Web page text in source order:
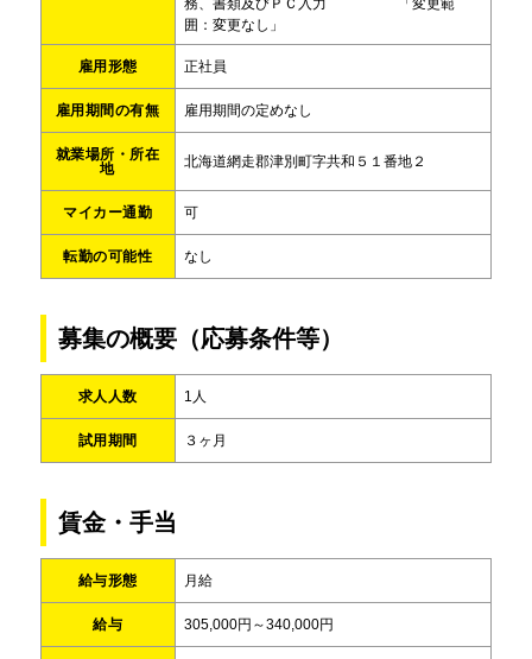
務、書類及びＰＣ入力 「変更範
囲：変更なし」
雇用形態 正社員
雇用期間の有無 雇用期間の定めなし
就業場所・所在
地
北海道網走郡津別町字共和５１番地２
マイカー通勤 可
転勤の可能性 なし
募集の概要（応募条件等）
求人人数 1人
試用期間 ３ヶ月
賃金・手当
給与形態 月給
給与 305,000円～340,000円